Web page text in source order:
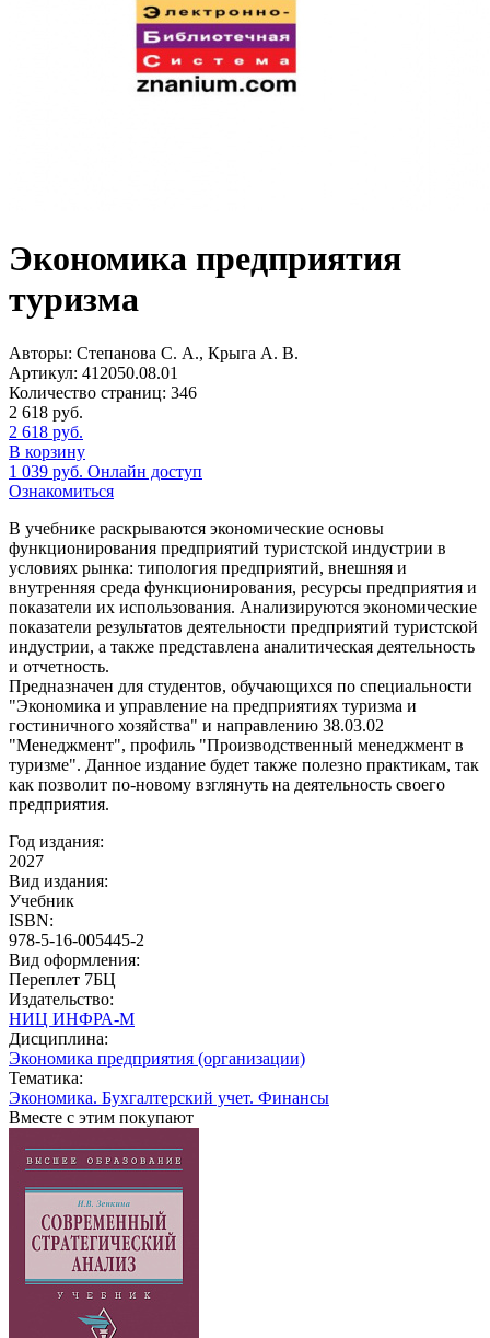
Экономика предприятия
туризма
Авторы: Степанова С. А., Крыга А. В.
Артикул: 412050.08.01
Количество страниц: 346
2 618 руб.
2 618 руб.
В корзину
1 039 руб. Онлайн доступ
Ознакомиться
В учебнике раскрываются экономические основы
функционирования предприятий туристcкой индустрии в
условиях рынка: типология предприятий, внешняя и
внутренняя среда функционирования, ресурсы предприятия и
показатели их использования. Анализируются экономические
показатели результатов деятельности предприятий туристской
индустрии, а также представлена аналитическая деятельность
и отчетность.
Предназначен для студентов, обучающихся по специальности
"Экономика и управление на предприятиях туризма и
гостиничного хозяйства" и направлению 38.03.02
"Менеджмент", профиль "Производственный менеджмент в
туризме". Данное издание будет также полезно практикам, так
как позволит по-новому взглянуть на деятельность своего
предприятия.
Год издания:
2027
Вид издания:
Учебник
ISBN:
978-5-16-005445-2
Вид оформления:
Переплет 7БЦ
Издательство:
НИЦ ИНФРА-М
Дисциплина:
Экономика предприятия (организации)
Тематика:
Экономика. Бухгалтерский учет. Финансы
Вместе с этим покупают